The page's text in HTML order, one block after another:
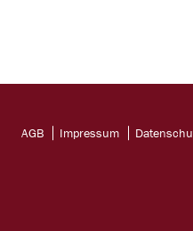
AGB Impressum